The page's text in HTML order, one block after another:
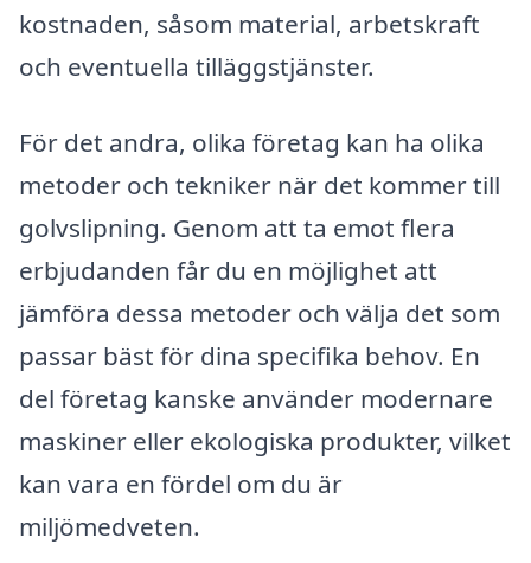
kostnaden, såsom material, arbetskraft
och eventuella tilläggstjänster.
För det andra, olika företag kan ha olika
metoder och tekniker när det kommer till
golvslipning. Genom att ta emot flera
erbjudanden får du en möjlighet att
jämföra dessa metoder och välja det som
passar bäst för dina specifika behov. En
del företag kanske använder modernare
maskiner eller ekologiska produkter, vilket
kan vara en fördel om du är
miljömedveten.